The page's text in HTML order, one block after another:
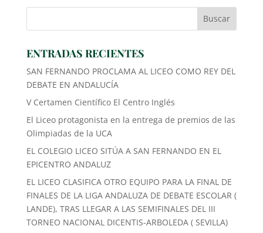
ENTRADAS RECIENTES
SAN FERNANDO PROCLAMA AL LICEO COMO REY DEL
DEBATE EN ANDALUCÍA
V Certamen Científico El Centro Inglés
El Liceo protagonista en la entrega de premios de las
Olimpiadas de la UCA
EL COLEGIO LICEO SITÚA A SAN FERNANDO EN EL
EPICENTRO ANDALUZ
EL LICEO CLASIFICA OTRO EQUIPO PARA LA FINAL DE
FINALES DE LA LIGA ANDALUZA DE DEBATE ESCOLAR (
LANDE), TRAS LLEGAR A LAS SEMIFINALES DEL III
TORNEO NACIONAL DICENTIS-ARBOLEDA ( SEVILLA)